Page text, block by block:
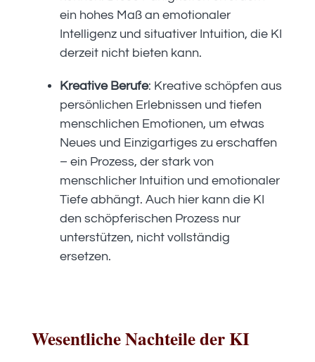
ein hohes Maß an emotionaler
Intelligenz und situativer Intuition, die KI
derzeit nicht bieten kann.
Kreative Berufe: Kreative schöpfen aus
persönlichen Erlebnissen und tiefen
menschlichen Emotionen, um etwas
Neues und Einzigartiges zu erschaffen
– ein Prozess, der stark von
menschlicher Intuition und emotionaler
Tiefe abhängt. Auch hier kann die KI
den schöpferischen Prozess nur
unterstützen, nicht vollständig
ersetzen.
Wesentliche Nachteile der KI